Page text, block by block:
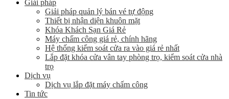
Giải pháp
Giải pháp quản lý bán vé tự động
Thiết bị nhận diện khuôn mặt
Khóa Khách Sạn Giá Rẻ
Máy chấm công giá rẻ, chính hãng
Hệ thống kiểm soát cửa ra vào giá rẻ nhất
Lắp đặt khóa cửa vân tay phòng trọ, kiểm soát cửa nhà
trọ
Dịch vụ
Dịch vụ lắp đặt máy chấm công
Tin tức